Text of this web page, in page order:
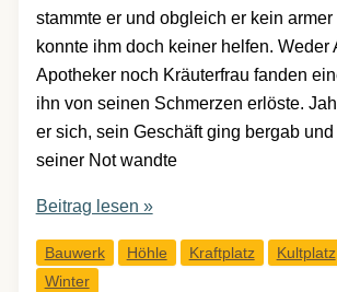
stammte er und obgleich er kein armer
konnte ihm doch keiner helfen. Weder
Apotheker noch Kräuterfrau fanden
ihn von seinen Schmerzen erlöste.
er sich, sein Geschäft ging bergab und
seiner Not wandte
Das
Ende
Beitrag lesen »
Bauwerk Höhle Kraftplatz Kultplatz
Winter